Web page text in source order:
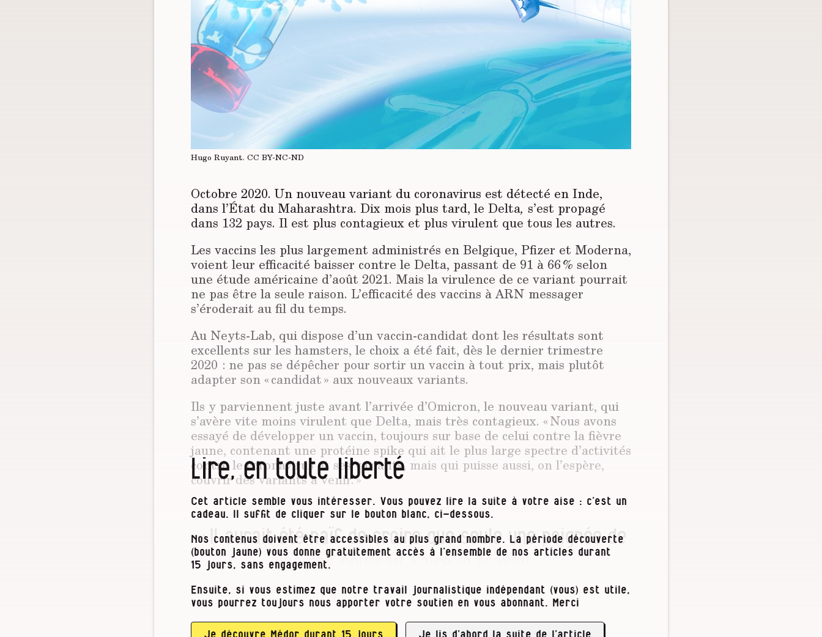
Hugo Ruyant. CC BY-NC-ND
Octobre 2020. Un nouveau variant du coronavirus est détecté en Inde,
dans l’État du Maharashtra. Dix mois plus tard, le Delta, s’est propagé
dans 132 pays. Il est plus contagieux et plus virulent que tous les autres.
Les vaccins les plus largement administrés en Belgique, Pfizer et Moderna,
voient leur efficacité baisser contre le Delta, passant de 91 à 66 % selon
une étude américaine d’août 2021. Mais la virulence de ce variant pourrait
ne pas être la seule raison. L’efficacité des vaccins à ARN messager
s’éroderait au fil du temps.
Au Neyts-Lab, qui dispose d’un vaccin-candidat dont les résultats sont
excellents sur les hamsters, le choix a été fait, dès le dernier trimestre
2020 : ne pas se dépêcher pour sortir un vaccin à tout prix, mais plutôt
adapter son « candidat » aux nouveaux variants.
Ils y parviennent juste avant l’arrivée d’Omicron, le nouveau variant, qui
s’avère vite moins virulent que Delta, mais très contagieux. « Nous avons
essayé de développer un vaccin, toujours sur base de celui contre la fièvre
jaune, contenant une protéine spike qui ait le plus large spectre d’activités
contre le coronavirus et ses variants, mais qui puisse aussi, on l’espère,
couvrir des variants à venir. »
« Il aurait été naïf de croire que seule une poignée de
vaccins pourrait faire le travail. »
Johan Neyts
Lire, en toute liberté
Cet article semble vous intéresser. Vous pouvez lire la suite à votre aise : c’est un
cadeau. Il suffit de cliquer sur le bouton blanc, ci-dessous.
Nos contenus doivent être accessibles au plus grand nombre. La période découverte
(bouton jaune) vous donne gratuitement accès à l’ensemble de nos articles durant
15 jours, sans engagement.
Ensuite, si vous estimez que notre travail journalistique indépendant (vous) est utile,
vous pourrez toujours nous apporter votre soutien en vous abonnant. Merci
Je découvre Médor durant 15 jours Je lis d’abord la suite de l’article